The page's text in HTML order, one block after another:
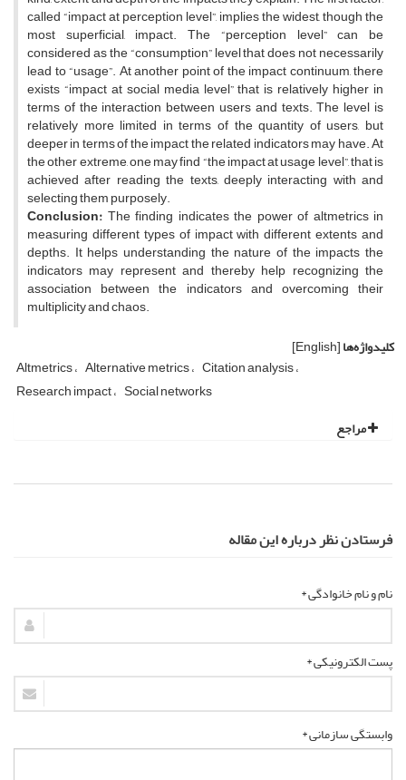
called “impact at perception level”, implies the widest, though the
most superficial, impact. The “perception level” can be
considered as the “consumption” level that does not necessarily
lead to “usage”. At another point of the impact continuum, there
exists “impact at social media level” that is relatively higher in
terms of the interaction between users and texts. The level is
relatively more limited in terms of the quantity of users, but
deeper in terms of the impact the related indicators may have. At
the other extreme, one may find “the impact at usage level”, that is
achieved after reading the texts, deeply interacting with and
selecting them purposely.
Conclusion: The finding indicates the power of altmetrics in
measuring different types of impact with different extents and
depths. It helps understanding the nature of the impacts the
indicators may represent and thereby help recognizing the
association between the indicators and overcoming their
multiplicity and chaos.
کلیدواژه‌ها[English]
Altmetrics Alternative metrics Citation analysis
Research impact Social networks
مراجع
فرستادن نظر درباره این مقاله
نام و نام خانوادگی *
پست الکترونیکی *
وابستگی سازمانی *